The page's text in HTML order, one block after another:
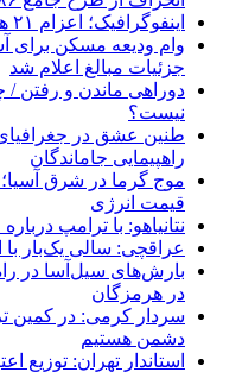
اینفوگرافیک؛ اعزام ۲۱ هزار زائر اربعین از آذربایجان‌شرقی
وام ودیعه مسکن برای
جزئیات مبالغ اعلام شد
دوراهی ماندن و رفتن /
نیست؟
طنین عشق در
راهپیمایی جاماندگان
موج گرما در شرق
قیمت انرژی
نتانیاهو: با ترامپ
عراقچی: سالی یک‌بار با
در هرمزگان
سردار کرمی: در کمین
دشمن هستیم
استاندار تهران: توزیع